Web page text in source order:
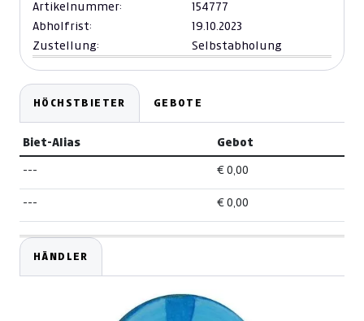
Artikelnummer:
154777
Abholfrist:
19.10.2023
Zustellung:
Selbstabholung
HÖCHSTBIETER GEBOTE
Biet-Alias Gebot
--- € 0,00
--- € 0,00
HÄNDLER